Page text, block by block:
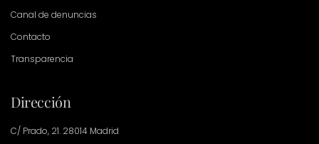
Canal de denuncias
Contacto
Transparencia
Dirección
C/ Prado, 21. 28014 Madrid